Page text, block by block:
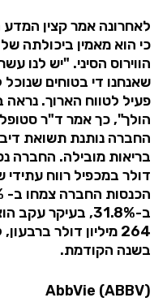
לאחרונה אמר קצין
כי הוא מאמין ביכולתה
הווירוס הסיני. "יש לנו
שאנחנו די בטוחים
פעיל לטווח הארוך. נראה
הולך", כך אמר ד"ר
ב-31.8%, בעיקר
בשנה הקודמת.
AbbVie (ABBV)